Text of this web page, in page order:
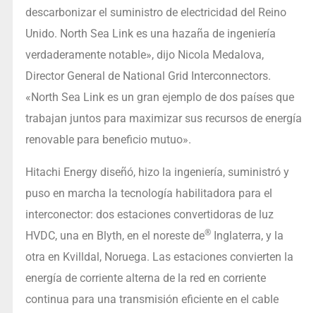
descarbonizar el suministro de electricidad del Reino
Unido. North Sea Link es una hazaña de ingeniería
verdaderamente notable», dijo Nicola Medalova,
Director General de National Grid Interconnectors.
«North Sea Link es un gran ejemplo de dos países que
trabajan juntos para maximizar sus recursos de energía
renovable para beneficio mutuo».
Hitachi Energy diseñó, hizo la ingeniería, suministró y
puso en marcha la tecnología habilitadora para el
interconector: dos estaciones convertidoras de luz
HVDC, una en Blyth, en el noreste de®Inglaterra, y la
otra en Kvilldal, Noruega. Las estaciones convierten la
energía de corriente alterna de la red en corriente
continua para una transmisión eficiente en el cable